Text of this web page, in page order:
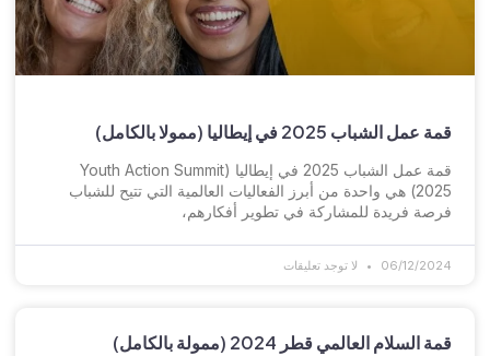
قمة عمل الشباب 2025 في إيطاليا (ممولا بالكامل)
قمة عمل الشباب 2025 في إيطاليا (Youth Action Summit
2025) هي واحدة من أبرز الفعاليات العالمية التي تتيح للشباب
فرصة فريدة للمشاركة في تطوير أفكارهم،
06/12/2024 لا توجد تعليقات
قمة السلام العالمي قطر 2024 (ممولة بالكامل)